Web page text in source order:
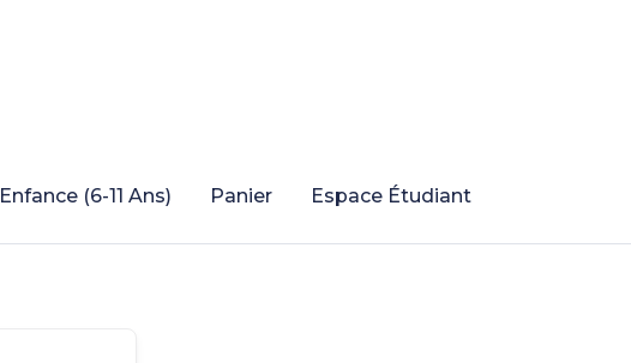
Enfance (6-11 Ans) Panier Espace Étudiant